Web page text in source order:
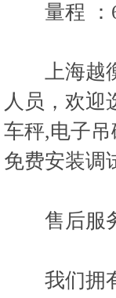
量程 ：
上海越衡
人员，欢迎
车秤,电子
免费安装调
售后服
我们拥有